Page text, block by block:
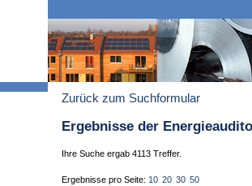
Zurück zum Suchformular
Ergebnisse der
Ihre Suche ergab 4113 Treffer.
Ergebnisse pro Seite: 10 20 30 50